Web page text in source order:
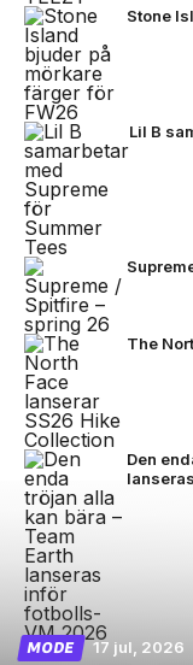
Stone
Lil B
The
Den
MODE 17 jul, 2026